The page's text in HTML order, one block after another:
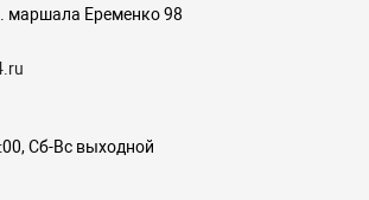
маршала Еременко 98
Сб-Вс выходной